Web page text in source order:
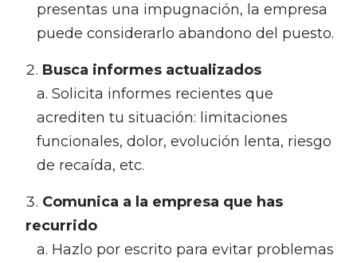
presentas una impugnación, la empresa
puede considerarlo abandono del puesto.
Busca informes actualizados
Solicita informes recientes que
acrediten tu situación: limitaciones
funcionales, dolor, evolución lenta, riesgo
de recaída, etc.
Comunica a la empresa que has
recurrido
Hazlo por escrito para evitar problemas